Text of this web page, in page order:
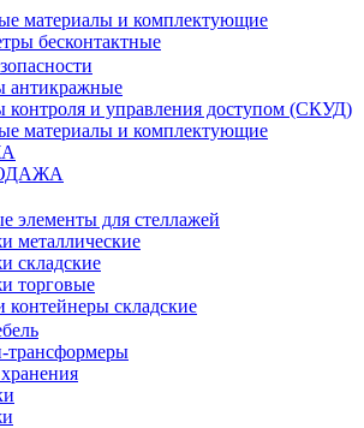
материалы и комплектующие
бесконтактные
антикражные
контроля и управления доступом (СКУД)
материалы и комплектующие
элементы для стеллажей
металлические
складские
торговые
складские
трансформеры